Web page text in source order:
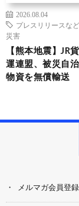
2026.08.04
プレスリリースなど
災害
【熊本地震】JR
運連盟、被災自
物資を無償輸送
メルマガ会員登録